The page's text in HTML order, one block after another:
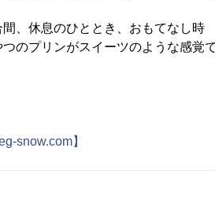
、休息のひととき、おもてなし時
のプリンがスイーツのような感覚
snow.com】